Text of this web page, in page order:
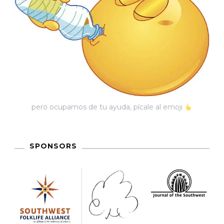
pero ocupamos de tu ayuda, pícale al emoji
SPONSORS